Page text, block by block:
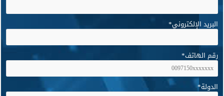
البريد الإلكتروني*
رقم الهاتف*
الدولة*